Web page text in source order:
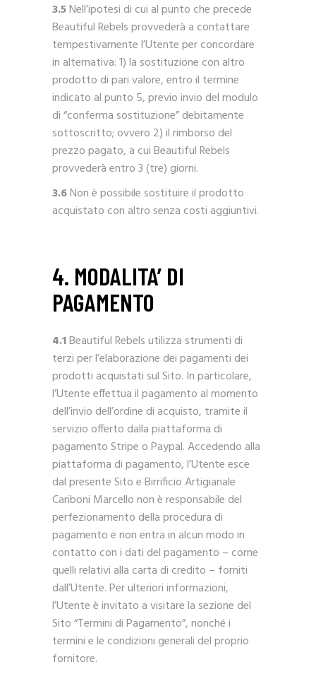
3.5Nell’ipotesi di cui al punto che precede
Beautiful Rebels provvederà a contattare
tempestivamente l’Utente per concordare
in alternativa: 1) la sostituzione con altro
prodotto di pari valore, entro il termine
indicato al punto 5, previo invio del modulo
di “conferma sostituzione” debitamente
sottoscritto; ovvero 2) il rimborso del
prezzo pagato, a cui Beautiful Rebels
provvederà entro 3 (tre) giorni.
3.6Non è possibile sostituire il prodotto
acquistato con altro senza costi aggiuntivi.
4. MODALITA’ DI
PAGAMENTO
4.1Beautiful Rebels utilizza strumenti di
terzi per l’elaborazione dei pagamenti dei
prodotti acquistati sul Sito. In particolare,
l’Utente effettua il pagamento al momento
dell’invio dell’ordine di acquisto, tramite il
servizio offerto dalla piattaforma di
pagamento Stripe o Paypal. Accedendo alla
piattaforma di pagamento, l’Utente esce
dal presente Sito e Birrificio Artigianale
Cariboni Marcello non è responsabile del
perfezionamento della procedura di
pagamento e non entra in alcun modo in
contatto con i dati del pagamento – come
quelli relativi alla carta di credito – forniti
dall’Utente. Per ulteriori informazioni,
l’Utente è invitato a visitare la sezione del
Sito “Termini di Pagamento”, nonché i
termini e le condizioni generali del proprio
fornitore.